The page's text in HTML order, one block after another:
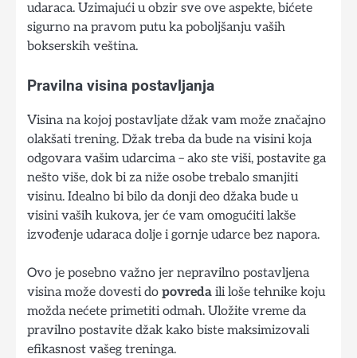
udaraca. Uzimajući u obzir sve ove aspekte, bićete
sigurno na pravom putu ka poboljšanju vaših
bokserskih veština.
Pravilna visina postavljanja
Visina na kojoj postavljate džak vam može značajno
olakšati trening. Džak treba da bude na visini koja
odgovara vašim udarcima – ako ste viši, postavite ga
nešto više, dok bi za niže osobe trebalo smanjiti
visinu. Idealno bi bilo da donji deo džaka bude u
visini vaših kukova, jer će vam omogućiti lakše
izvođenje udaraca dolje i gornje udarce bez napora.
Ovo je posebno važno jer nepravilno postavljena
visina može dovesti do povreda ili loše tehnike koju
možda nećete primetiti odmah. Uložite vreme da
pravilno postavite džak kako biste maksimizovali
efikasnost vašeg treninga.